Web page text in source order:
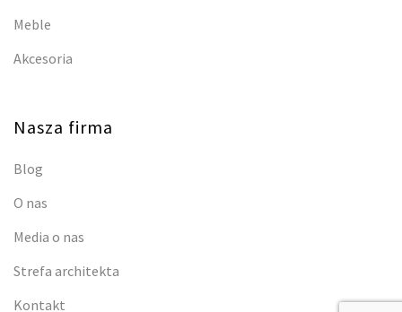
Meble
Akcesoria
Nasza firma
Blog
O nas
Media o nas
Strefa architekta
Kontakt